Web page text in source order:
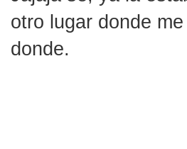
otro lugar donde
donde.